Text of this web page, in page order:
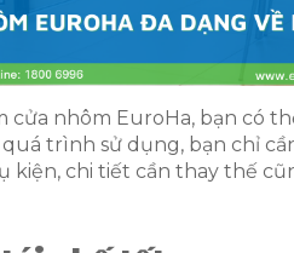
cửa nhôm EuroHa, bạn có
trình sử dụng, bạn chỉ
kiện, chi tiết cần thay thế